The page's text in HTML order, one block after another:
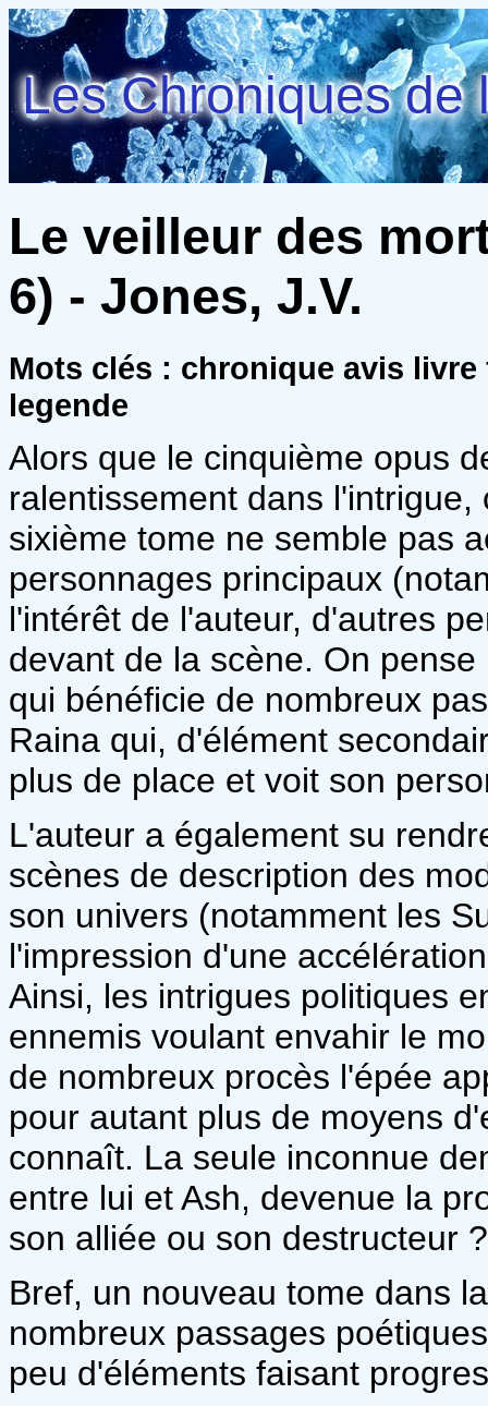
Les Chroniques de
Le veilleur des
6) - Jones, J.V.
Mots clés : chronique avis
legende
Alors que le cinquième opus
ralentissement dans
sixième tome ne semble pas
personnages principaux
l'intérêt de l'auteur, d'autres
devant de la scène. On
qui bénéficie de nombreux
Raina qui, d'élément
plus de place et voit son
L'auteur a également su
scènes de description des
son univers (notamment les
l'impression d'une
Ainsi, les intrigues politiques
ennemis voulant envahir le
de nombreux procès l'épée
pour autant plus de moyens
connaît. La seule inconnue
entre lui et Ash, devenue la
son alliée ou son destructeur ?
Bref, un nouveau tome dans
nombreux passages
peu d'éléments faisant